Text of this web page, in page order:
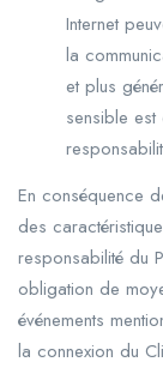
Internet
la
et plus
sensible
En conséquence
des
responsabilité du
obligation de
événements
la connexion du